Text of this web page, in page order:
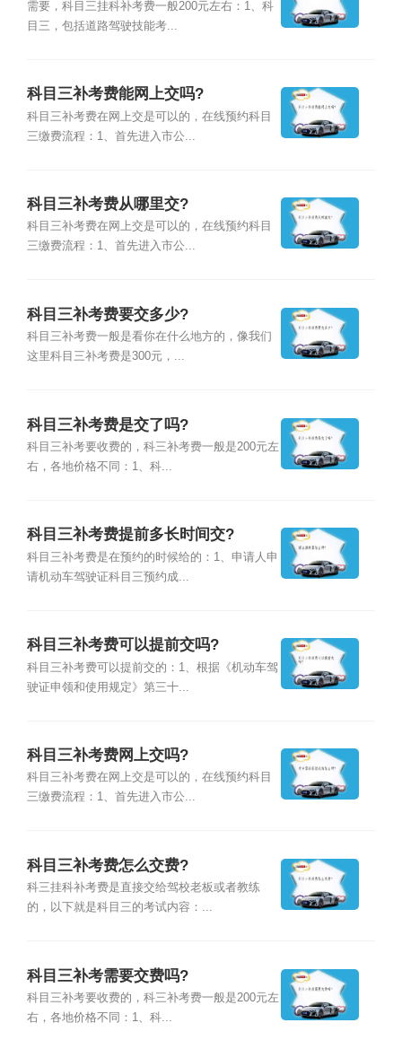
需要，科目三挂科补考费一般200元左右：1、科
目三，包括道路驾驶技能考...
科目三补考费能网上交吗?
科目三补考费在网上交是可以的，在线预约科目
三缴费流程：1、首先进入市公...
科目三补考费从哪里交?
科目三补考费在网上交是可以的，在线预约科目
三缴费流程：1、首先进入市公...
科目三补考费要交多少?
科目三补考费一般是看你在什么地方的，像我们
这里科目三补考费是300元，...
科目三补考费是交了吗?
科目三补考要收费的，科三补考费一般是200元左
右，各地价格不同：1、科...
科目三补考费提前多长时间交?
科目三补考费是在预约的时候给的：1、申请人申
请机动车驾驶证科目三预约成...
科目三补考费可以提前交吗?
科目三补考费可以提前交的：1、根据《机动车驾
驶证申领和使用规定》第三十...
科目三补考费网上交吗?
科目三补考费在网上交是可以的，在线预约科目
三缴费流程：1、首先进入市公...
科目三补考费怎么交费?
科三挂科补考费是直接交给驾校老板或者教练
的，以下就是科目三的考试内容：...
科目三补考需要交费吗?
科目三补考要收费的，科三补考费一般是200元左
右，各地价格不同：1、科...